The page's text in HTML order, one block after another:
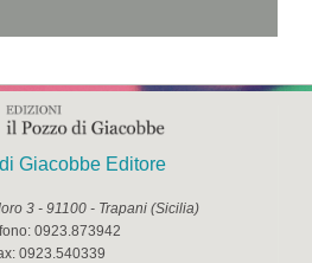
di Giacobbe Editore
3 - 91100 - Trapani (Sicilia)
0923.873942
0923.540339